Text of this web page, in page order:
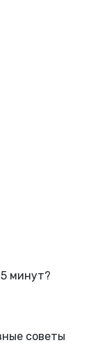
минут?
советы